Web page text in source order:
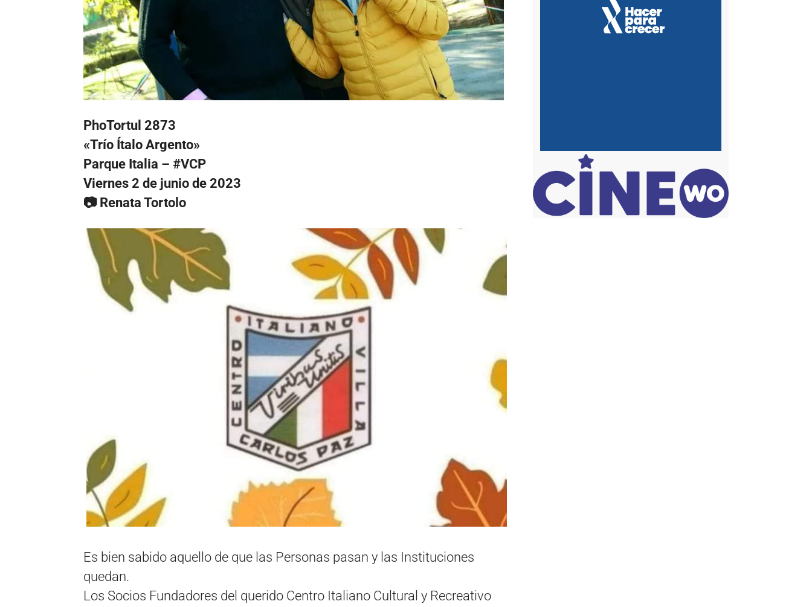
PhoTortul 2873
«Trío Ítalo Argento»
Parque Italia – #VCP
Viernes 2 de junio de 2023
📷 Renata Tortolo
Es bien sabido aquello de que las Personas pasan y las Instituciones
quedan.
Los Socios Fundadores del querido Centro Italiano Cultural y Recreativo